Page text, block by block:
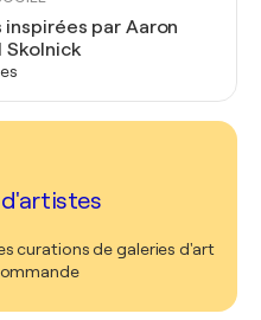
par Aaron
Skolnick
curations de galeries d'art